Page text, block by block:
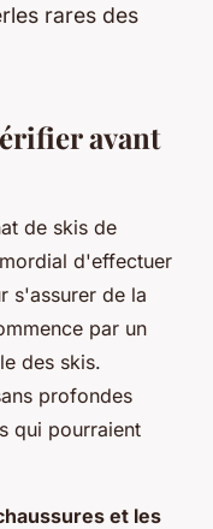
rares des
avant
de skis de
d'effectuer
s'assurer de la
par un
des skis.
profondes
qui pourraient
et les